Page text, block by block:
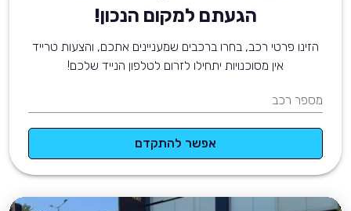
הגעתם למקום הנכון!
הזינו פרטי רכב, בחרו ברכבים שמעניינים אתכם, והצעות טרייד
אין מסוכנויות יתחילו לזרום לטלפון הנייד שלכם!
מספר רכב
אפשר להתקדם